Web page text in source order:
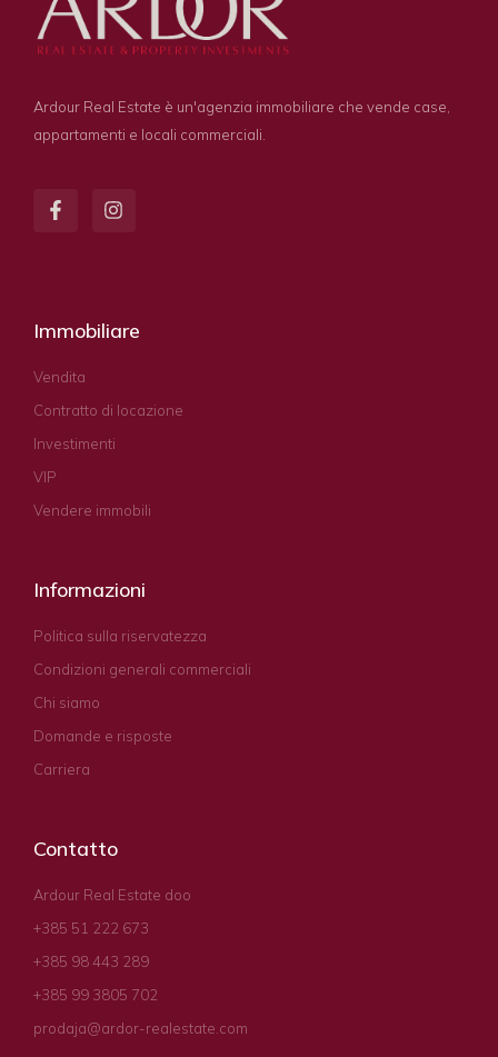
Ardour Real Estate è un'agenzia immobiliare che vende case,
appartamenti e locali commerciali.
Immobiliare
Vendita
Contratto di locazione
Investimenti
VIP
Vendere immobili
Informazioni
Politica sulla riservatezza
Condizioni generali commerciali
Chi siamo
Domande e risposte
Carriera
Contatto
Ardour Real Estate doo
+385 51 222 673
+385 98 443 289
+385 99 3805 702
prodaja@ardor-realestate.com